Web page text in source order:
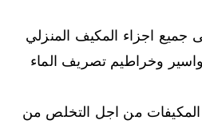
اجزاء المكيف المنزلي
وخراطيم تصريف الماء
المكيفات من اجل التخلص من